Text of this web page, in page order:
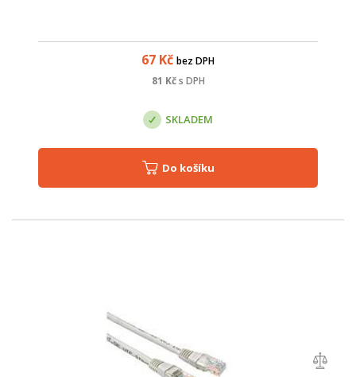
67 Kč bez DPH
81 Kč s DPH
SKLADEM
Do košíku